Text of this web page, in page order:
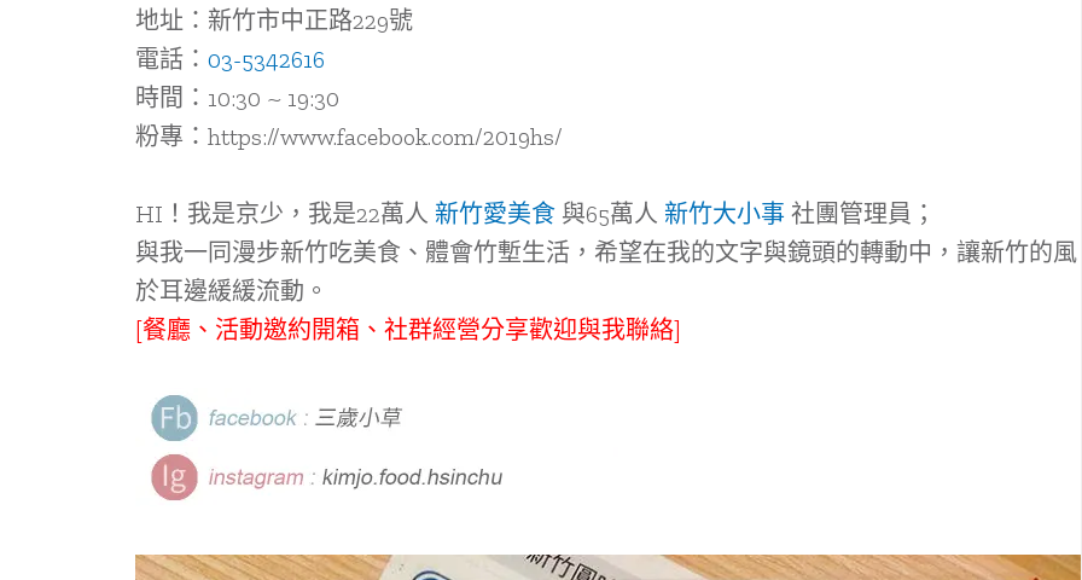
地址：新竹市中正路229號
電話： 03-5342616
時間：10:30 ~ 19:30
粉專：https://www.facebook.com/2019hs/
HI！我是京少，我是22萬人 新竹愛美食 與65萬人 新竹大小事 社團管理員；
與我一同漫步新竹吃美食、體會竹塹生活，希望在我的文字與鏡頭的轉動中，讓新竹的風
於耳邊緩緩流動。
[餐廳、活動邀約開箱、社群經營分享歡迎與我聯絡]